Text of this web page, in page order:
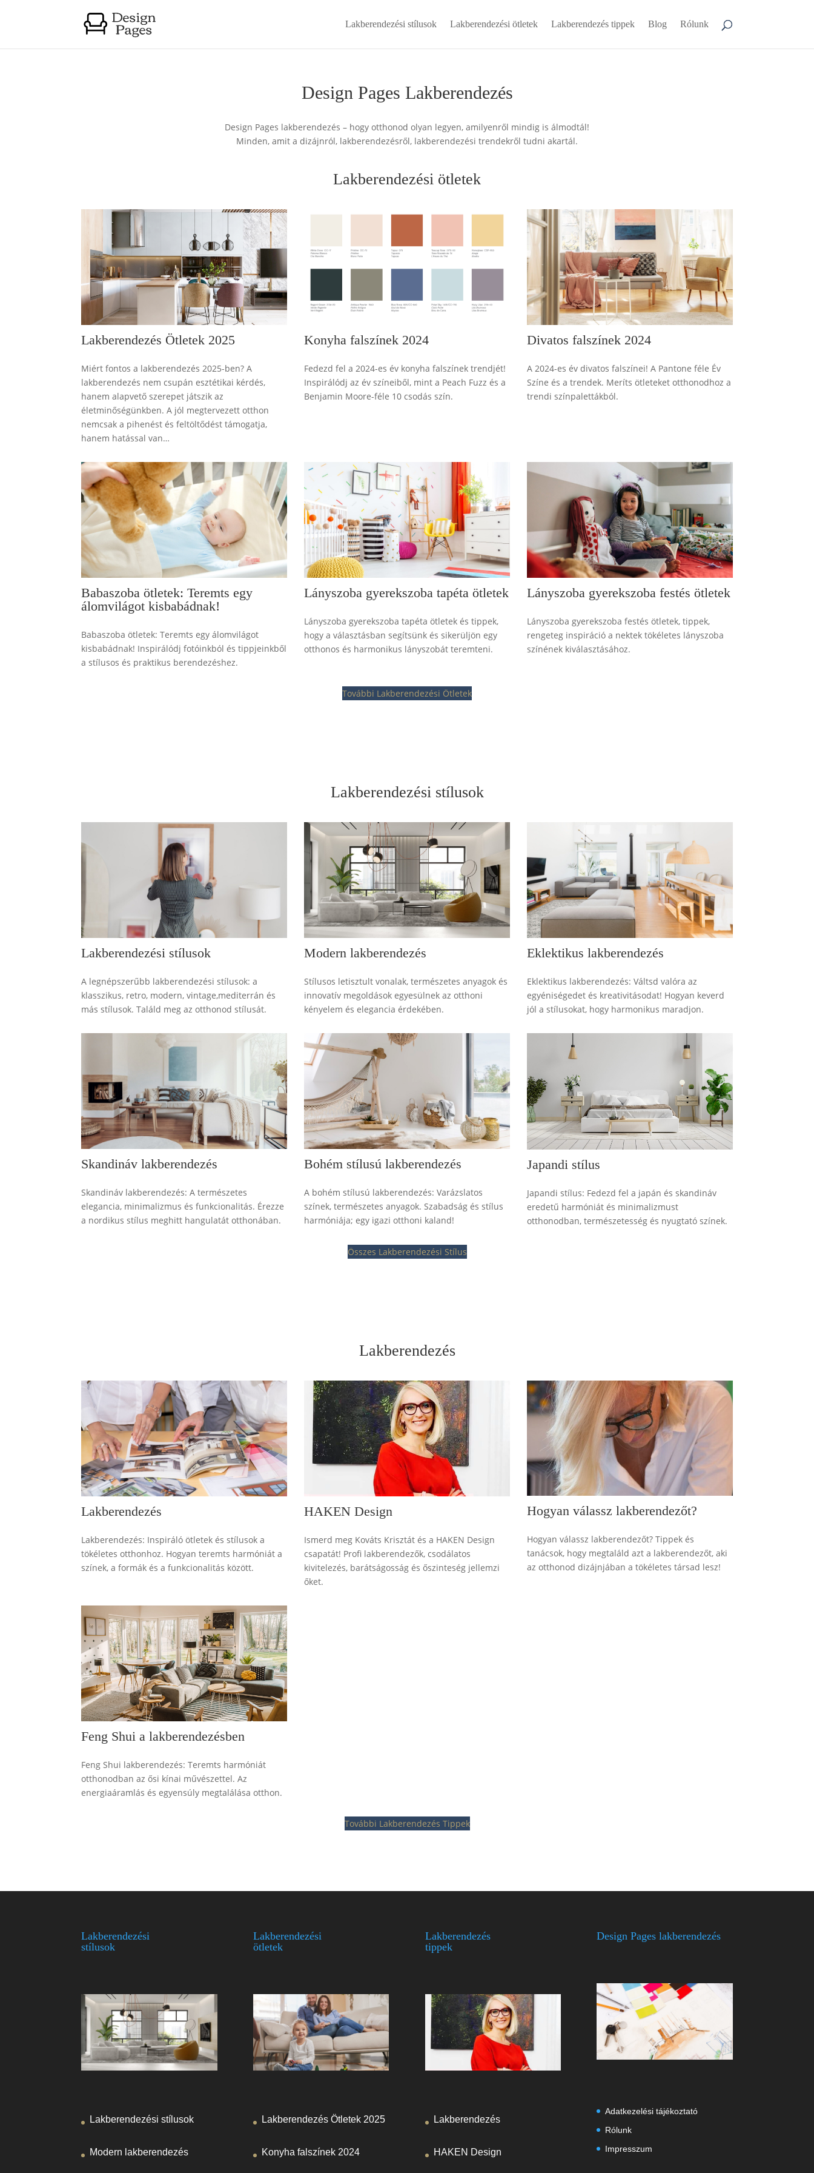
Lakberendezési stílusok Lakberendezési ötletek Lakberendezés tippek Blog Rólunk
Design Pages Lakberendezés
Design Pages lakberendezés – hogy otthonod olyan legyen, amilyenről mindig is álmodtál!
Minden, amit a dizájnról, lakberendezésről, lakberendezési trendekről tudni akartál.
Lakberendezési ötletek
Lakberendezés Ötletek 2025
Miért fontos a lakberendezés 2025-ben? A
lakberendezés nem csupán esztétikai kérdés,
hanem alapvető szerepet játszik az
életminőségünkben. A jól megtervezett otthon
nemcsak a pihenést és feltöltődést támogatja,
hanem hatással van…
Konyha falszínek 2024
Fedezd fel a 2024-es év konyha falszínek trendjét!
Inspirálódj az év színeiből, mint a Peach Fuzz és a
Benjamin Moore-féle 10 csodás szín.
Divatos falszínek 2024
A 2024-es év divatos falszínei! A Pantone féle Év
Színe és a trendek. Meríts ötleteket otthonodhoz a
trendi színpalettákból.
Babaszoba ötletek: Teremts egy
álomvilágot kisbabádnak!
Babaszoba ötletek: Teremts egy álomvilágot
kisbabádnak! Inspirálódj fotóinkból és tippjeinkből
a stílusos és praktikus berendezéshez.
Lányszoba gyerekszoba tapéta ötletek
Lányszoba gyerekszoba tapéta ötletek és tippek,
hogy a választásban segítsünk és sikerüljön egy
otthonos és harmonikus lányszobát teremteni.
Lányszoba gyerekszoba festés ötletek
Lányszoba gyerekszoba festés ötletek, tippek,
rengeteg inspiráció a nektek tökéletes lányszoba
színének kiválasztásához.
További Lakberendezési Ötletek
Lakberendezési stílusok
Lakberendezési stílusok
A legnépszerűbb lakberendezési stílusok: a
klasszikus, retro, modern, vintage,mediterrán és
más stílusok. Találd meg az otthonod stílusát.
Modern lakberendezés
Stílusos letisztult vonalak, természetes anyagok és
innovatív megoldások egyesülnek az otthoni
kényelem és elegancia érdekében.
Eklektikus lakberendezés
Eklektikus lakberendezés: Váltsd valóra az
egyéniségedet és kreativitásodat! Hogyan keverd
jól a stílusokat, hogy harmonikus maradjon.
Skandináv lakberendezés
Skandináv lakberendezés: A természetes
elegancia, minimalizmus és funkcionalitás. Érezze
a nordikus stílus meghitt hangulatát otthonában.
Bohém stílusú lakberendezés
A bohém stílusú lakberendezés: Varázslatos
színek, természetes anyagok. Szabadság és stílus
harmóniája; egy igazi otthoni kaland!
Japandi stílus
Japandi stílus: Fedezd fel a japán és skandináv
eredetű harmóniát és minimalizmust
otthonodban, természetesség és nyugtató színek.
Összes Lakberendezési Stílus
Lakberendezés
Lakberendezés
Lakberendezés: Inspiráló ötletek és stílusok a
tökéletes otthonhoz. Hogyan teremts harmóniát a
színek, a formák és a funkcionalitás között.
HAKEN Design
Ismerd meg Kováts Krisztát és a HAKEN Design
csapatát! Profi lakberendezők, csodálatos
kivitelezés, barátságosság és őszinteség jellemzi
őket.
Hogyan válassz lakberendezőt?
Hogyan válassz lakberendezőt? Tippek és
tanácsok, hogy megtaláld azt a lakberendezőt, aki
az otthonod dizájnjában a tökéletes társad lesz!
Feng Shui a lakberendezésben
Feng Shui lakberendezés: Teremts harmóniát
otthonodban az ősi kínai művészettel. Az
energiaáramlás és egyensúly megtalálása otthon.
További Lakberendezés Tippek
Lakberendezési
stílusok
Lakberendezési stílusok
Modern lakberendezés
Lakberendezési
ötletek
Lakberendezés Ötletek 2025
Konyha falszínek 2024
Lakberendezés
tippek
Lakberendezés
HAKEN Design
Design Pages lakberendezés
Adatkezelési tájékoztató
Rólunk
Impresszum